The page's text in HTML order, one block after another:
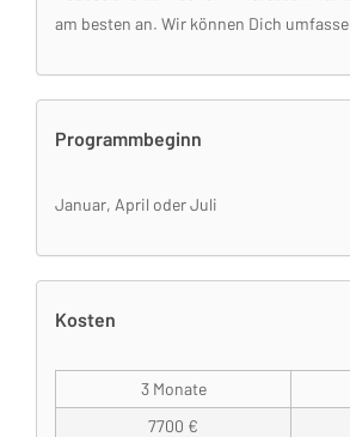
am besten an. Wir können Dich
Programmbeginn
Januar, April oder Juli
Kosten
3 Monate
7700 €